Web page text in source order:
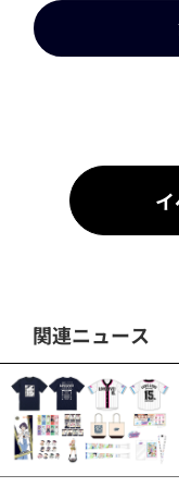
関連ニュース